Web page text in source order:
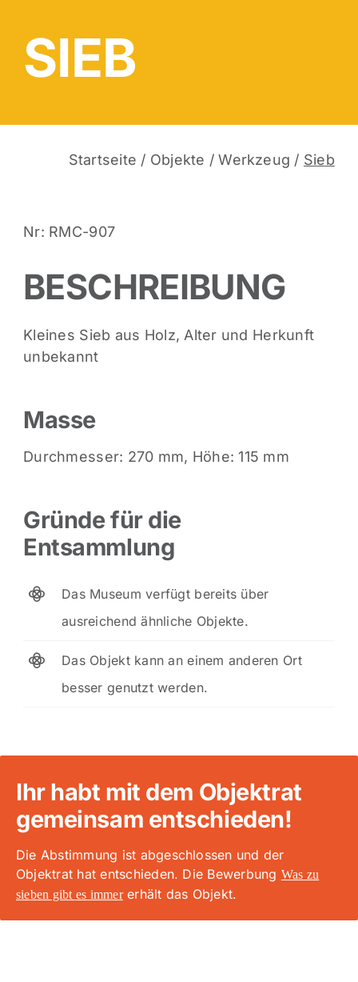
SIEB
Startseite / Objekte /Werkzeug / Sieb
Nr: RMC-907
BESCHREIBUNG
Kleines Sieb aus Holz, Alter und Herkunft
unbekannt
Masse
Durchmesser: 270 mm, Höhe: 115 mm
Gründe für die
Entsammlung
Das Museum verfügt bereits über
ausreichend ähnliche Objekte.
Das Objekt kann an einem anderen Ort
besser genutzt werden.
Ihr habt mit dem Objektrat
gemeinsam entschieden!
Die Abstimmung ist abgeschlossen und der
Objektrat hat entschieden. Die Bewerbung Was zu
sieben gibt es immererhält das Objekt.